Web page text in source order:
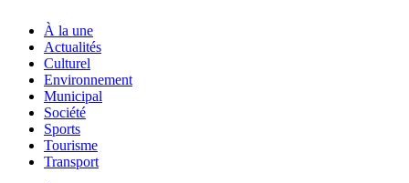
À la une
Actualités
Culturel
Environnement
Municipal
Société
Sports
Tourisme
Transport